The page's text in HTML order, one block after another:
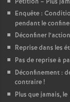
Enquête :
pendant le
Déconfiner
Reprise dans les
Pas de reprise à
Déconfinement :
contraire!
Plus que jamais, le